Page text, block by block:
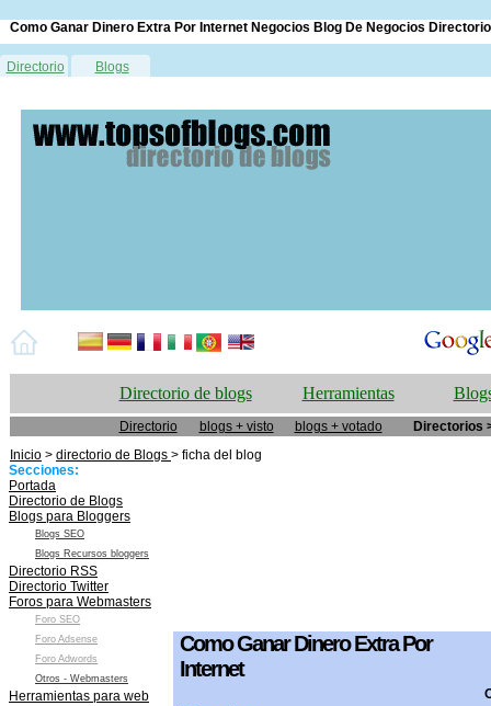
Como Ganar Dinero Extra Por Internet Negocios Blog De Negocios
Directorio Blogs
Directorio de blogs Herramientas
Directorio blogs + visto blogs + votado
Directorios
Inicio > directorio de Blogs > ficha del blog
Secciones:
Portada
Directorio de Blogs
Blogs para Bloggers
Blogs SEO
Blogs Recursos bloggers
Directorio RSS
Directorio Twitter
Foros para Webmasters
Foro SEO
Foro Adsense
Foro Adwords
Otros - Webmasters
Herramientas para web
Como Ganar Dinero Extra Por
Internet